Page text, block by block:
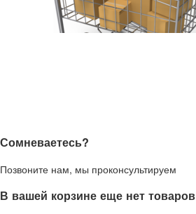
Сомневаетесь?
Позвоните нам, мы проконсультируем
В вашей корзине еще нет товаров